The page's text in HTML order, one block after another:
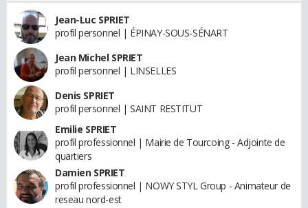
Jean-Luc SPRIET
profil personnel | ÉPINAY-SOUS-SÉNART
Jean Michel SPRIET
profil personnel | LINSELLES
Denis SPRIET
profil personnel | SAINT RESTITUT
Emilie SPRIET
profil professionnel | Mairie de Tourcoing - Adjointe de
quartiers
Damien SPRIET
profil professionnel | NOWY STYL Group - Animateur de
reseau nord-est